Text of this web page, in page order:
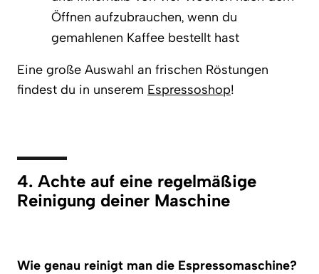
Öffnen aufzubrauchen, wenn du
gemahlenen Kaffee bestellt hast
Eine große Auswahl an frischen Röstungen
findest du in unserem Espressoshop!
4. Achte auf eine regelmäßige
Reinigung deiner Maschine
Wie genau reinigt man die Espressomaschine?